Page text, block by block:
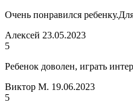
Очень понравился
Алексей 23.05.2023
5
Ребенок доволен, играть
Виктор М. 19.06.2023
5